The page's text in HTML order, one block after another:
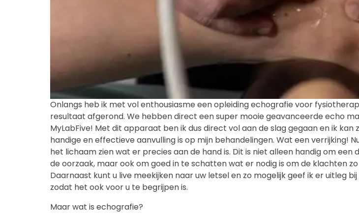
Onlangs heb ik met vol enthousiasme een opleiding echografie voor
resultaat afgerond. We hebben direct een super mooie geavanceerde echo
MyLabFive! Met dit apparaat ben ik dus direct vol aan de slag gegaan en ik
handige en effectieve aanvulling is op mijn behandelingen. Wat een verrijking!
het lichaam zien wat er precies aan de hand is. Dit is niet alleen handig om een
de oorzaak, maar ook om goed in te schatten wat er nodig is om de klachten
Daarnaast kunt u live meekijken naar uw letsel en zo mogelijk geef ik er uitleg
zodat het ook voor u te begrijpen is.
Maar wat is echografie?